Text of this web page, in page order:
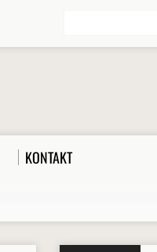
KONTAKT